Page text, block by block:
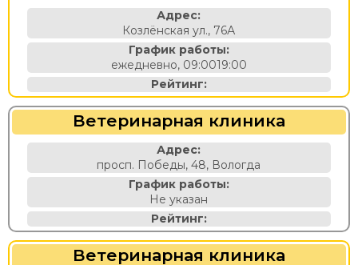
Адрес:
Козлёнская ул., 76А
График работы:
ежедневно, 09:0019:00
Рейтинг:
Ветеринарная клиника
Адрес:
просп. Победы, 48, Вологда
График работы:
Не указан
Рейтинг:
Ветеринарная клиника